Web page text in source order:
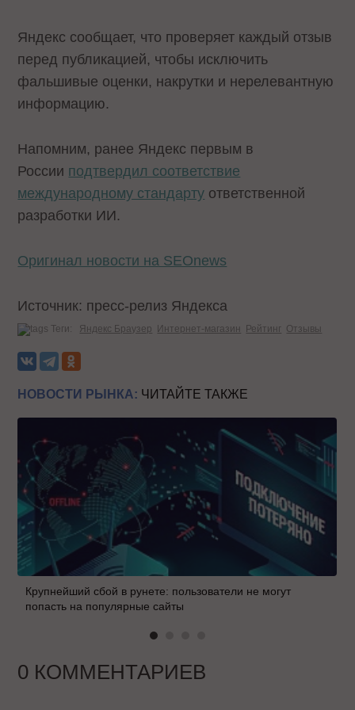
Яндекс сообщает, что проверяет каждый отзыв
перед публикацией, чтобы исключить
фальшивые оценки, накрутки и нерелевантную
информацию.
Напомним, ранее Яндекс первым в
России подтвердил соответствие
международному стандарту ответственной
разработки ИИ.
Оригинал новости на SEOnews
Источник: пресс-релиз Яндекса
Теги: Яндекс Браузер Интернет-магазин Рейтинг Отзывы
НОВОСТИ РЫНКА: ЧИТАЙТЕ ТАКЖЕ
Крупнейший сбой в рунете: пользователи не могут
попасть на популярные сайты
0 КОММЕНТАРИЕВ